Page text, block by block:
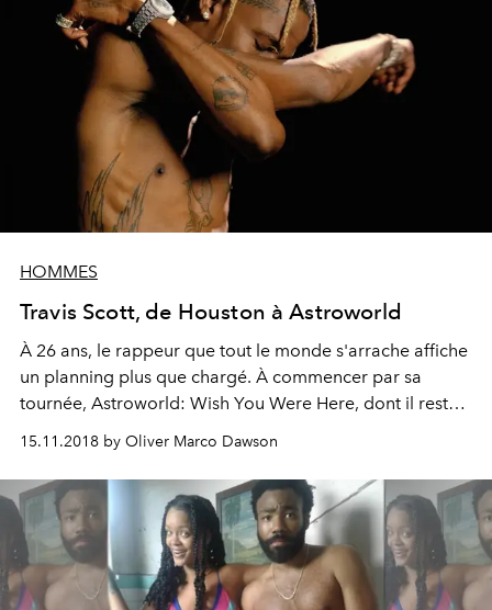
HOMMES
Travis Scott, de Houston à Astroworld
À 26 ans, le rappeur que tout le monde s'arrache affiche
un planning plus que chargé. À commencer par sa
tournée, Astroworld: Wish You Were Here, dont il reste
une dizaine de dates américaines à embraser d'ici la fin
de l'année. Icône du rap et de la mode, visage de la
nouvelle campagne Saint Laurent, il prouve être le plus
cool des daddy's pour sa fille Stormi. Rencontre.
15.11.2018 by Oliver Marco Dawson